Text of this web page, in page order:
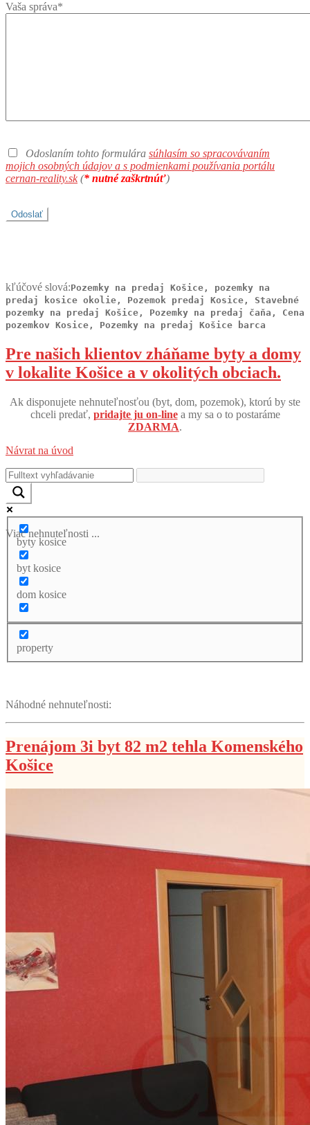
Vaša správa*
Odoslaním tohto formulára súhlasím so spracovávaním
mojich osobných údajov a s podmienkami používania portálu
cernan-reality.sk(* nutné zaškrtnúť)
kľúčové slová:Pozemky na predaj Košice, pozemky na
predaj kosice okolie, Pozemok predaj Kosice, Stavebné
pozemky na predaj Košice, Pozemky na predaj čaňa, Cena
pozemkov Kosice, Pozemky na predaj Košice barca
Pre našich klientov zháňame byty a domy
v lokalite Košice a v okolitých obciach.
Ak disponujete nehnuteľnosťou (byt, dom, pozemok), ktorú by ste
chceli predať, pridajte ju on-linea my sa o to postaráme
ZDARMA.
Návrat na úvod
Viac nehnuteľnosti ...
byty kosice
byt kosice
dom kosice
property
Náhodné nehnuteľnosti:
Prenájom 3i byt 82 m2 tehla Komenského
Košice